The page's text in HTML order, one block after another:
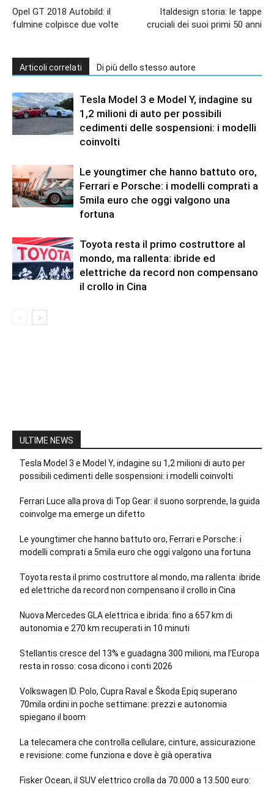
Opel GT 2018 Autobild: il
fulmine colpisce due volte
Italdesign storia: le tappe
cruciali dei suoi primi 50 anni
Articoli correlati Di più dello stesso autore
Tesla Model 3 e Model Y, indagine su
1,2 milioni di auto per possibili
cedimenti delle sospensioni: i modelli
coinvolti
Le youngtimer che hanno battuto oro,
Ferrari e Porsche: i modelli comprati a
5mila euro che oggi valgono una
fortuna
Toyota resta il primo costruttore al
mondo, ma rallenta: ibride ed
elettriche da record non compensano
il crollo in Cina
ULTIME NEWS
Tesla Model 3 e Model Y, indagine su 1,2 milioni di auto per
possibili cedimenti delle sospensioni: i modelli coinvolti
Ferrari Luce alla prova di Top Gear: il suono sorprende, la guida
coinvolge ma emerge un difetto
Le youngtimer che hanno battuto oro, Ferrari e Porsche: i
modelli comprati a 5mila euro che oggi valgono una fortuna
Toyota resta il primo costruttore al mondo, ma rallenta: ibride
ed elettriche da record non compensano il crollo in Cina
Nuova Mercedes GLA elettrica e ibrida: fino a 657 km di
autonomia e 270 km recuperati in 10 minuti
Stellantis cresce del 13% e guadagna 300 milioni, ma l’Europa
resta in rosso: cosa dicono i conti 2026
Volkswagen ID. Polo, Cupra Raval e Škoda Epiq superano
70mila ordini in poche settimane: prezzi e autonomia
spiegano il boom
La telecamera che controlla cellulare, cinture, assicurazione
e revisione: come funziona e dove è già operativa
Fisker Ocean, il SUV elettrico crolla da 70.000 a 13.500 euro: